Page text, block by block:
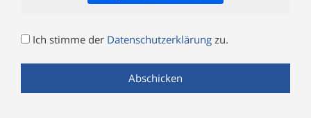
Datenschutz
Ich stimme der Datenschutzerklärung zu.
Abschicken